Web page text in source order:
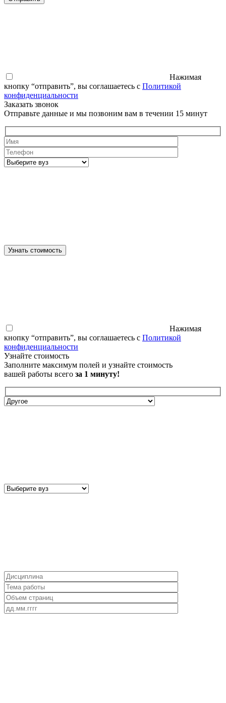
Нажимая
кнопку “отправить”, вы соглашаетесь с Политикой
конфиденциальности
Заказать звонок
Отправьте данные и мы позвоним вам в течении 15 минут
Узнать стоимость
Нажимая
кнопку “отправить”, вы соглашаетесь с Политикой
конфиденциальности
Узнайте стоимость
Заполните максимум полей и узнайте стоимость
вашей работы всего за 1 минуту!